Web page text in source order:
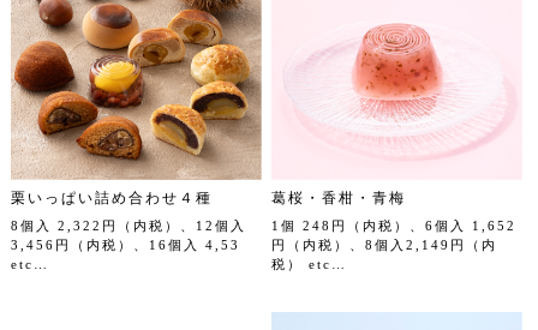
栗いっぱい詰め合わせ４種
8個入 2,322円（内税）、12個入
3,456円（内税）、16個入 4,53
etc…
葛桜・香柑・青梅
1個 248円（内税）、6個入 1,652
円（内税）、8個入2,149円（内
税） etc…